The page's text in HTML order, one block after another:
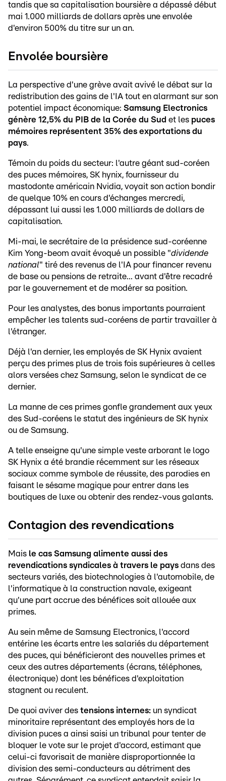
tandis que sa capitalisation boursière a dépassé début
mai 1.000 milliards de dollars après une envolée
d'environ 500% du titre sur un an.
Envolée boursière
La perspective d'une grève avait avivé le débat sur la
redistribution des gains de l'IA tout en alarmant sur son
potentiel impact économique: Samsung Electronics
génère 12,5% du PIB de la Corée du Sud et les puces
mémoires représentent 35% des exportations du
pays.
Témoin du poids du secteur: l'autre géant sud-coréen
des puces mémoires, SK hynix, fournisseur du
mastodonte américain Nvidia, voyait son action bondir
de quelque 10% en cours d'échanges mercredi,
dépassant lui aussi les 1.000 milliards de dollars de
capitalisation.
Mi-mai, le secrétaire de la présidence sud-coréenne
Kim Yong-beom avait évoqué un possible "dividende
national" tiré des revenus de l'IA pour financer revenu
de base ou pensions de retraite... avant d'être recadré
par le gouvernement et de modérer sa position.
Pour les analystes, des bonus importants pourraient
empêcher les talents sud-coréens de partir travailler à
l'étranger.
Déjà l'an dernier, les employés de SK Hynix avaient
perçu des primes plus de trois fois supérieures à celles
alors versées chez Samsung, selon le syndicat de ce
dernier.
La manne de ces primes gonfle grandement aux yeux
des Sud-coréens le statut des ingénieurs de SK hynix
ou de Samsung.
A telle enseigne qu'une simple veste arborant le logo
SK Hynix a été brandie récemment sur les réseaux
sociaux comme symbole de réussite, des parodies en
faisant le sésame magique pour entrer dans les
boutiques de luxe ou obtenir des rendez-vous galants.
Contagion des revendications
Mais le cas Samsung alimente aussi des
revendications syndicales à travers le pays dans des
secteurs variés, des biotechnologies à l'automobile, de
l'informatique à la construction navale, exigeant
qu'une part accrue des bénéfices soit allouée aux
primes.
Au sein même de Samsung Electronics, l'accord
entérine les écarts entre les salariés du département
des puces, qui bénéficieront des nouvelles primes et
ceux des autres départements (écrans, téléphones,
électronique) dont les bénéfices d'exploitation
stagnent ou reculent.
De quoi aviver des tensions internes: un syndicat
minoritaire représentant des employés hors de la
division puces a ainsi saisi un tribunal pour tenter de
bloquer le vote sur le projet d'accord, estimant que
celui-ci favorisait de manière disproportionnée la
division des semi-conducteurs au détriment des